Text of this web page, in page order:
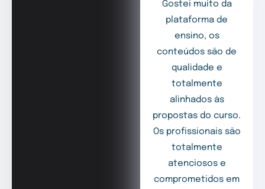
Gostei muito da
plataforma de
ensino, os
conteúdos são de
qualidade e
totalmente
alinhados às
propostas do curso.
Os profissionais são
totalmente
atenciosos e
comprometidos em